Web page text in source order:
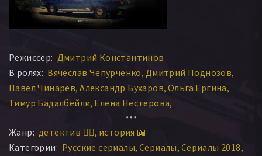
Режиссер: Дмитрий Константинов
В ролях: Вячеслав Чепурченко Дмитрий Поднозов
Павел Чинарёв Александр Бухаров Ольга Ергина
Тимур Бадалбейли Елена Нестерова
Виталия Корниенко
Константин Чепурин Евгений Антропов
Дарья Урсуляк Мария Смольникова
Жанр: детектив 🕵️‍♂️ история 📖
Категории: Русские сериалы Сериалы Сериалы 2018